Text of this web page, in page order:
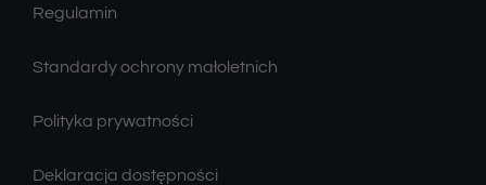
Regulamin
Standardy ochrony małoletnich
Polityka prywatności
Deklaracja dostępności